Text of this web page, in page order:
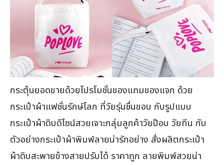
กระตุ้นยอดขายด้วยโปรโมชั่นของแถมของแจก ด้วย
กระเป๋าผ้าแฟชั่นรักษ์โลก ที่วัยรุ่นชื่นขอบ กับรูปแบบ
กระเป๋าผ้าดิบดีไซน์สวยเจาะกลุ่มลูกค้าวัยป๊อบ วัยทีน กับ
ตัวอย่างกระเป๋าผ้าพิมพ์ลายน่ารักอย่าง สั่งผลิตกระเป๋า
ผ้าดิบสะพายข้างสายปรับได้ ราคาถูก ลายพิมพ์สวยน่า